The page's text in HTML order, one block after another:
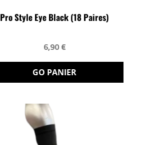
Pro Style Eye Black (18 Paires)
6,90 €
GO PANIER